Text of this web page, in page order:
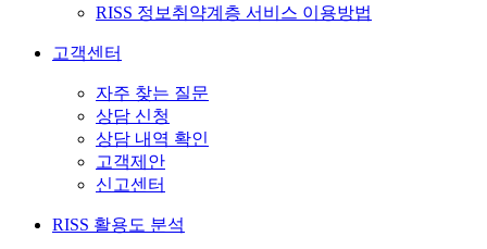
RISS 정보취약계층 서비스 이용방법
고객센터
자주 찾는 질문
상담 신청
상담 내역 확인
고객제안
신고센터
RISS 활용도 분석